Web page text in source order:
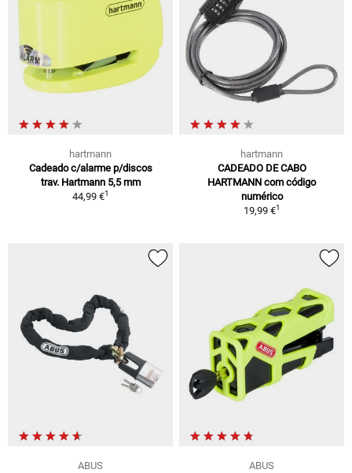
hartmann
Cadeado c/alarme p/discos
trav. Hartmann 5,5 mm
44,99 €1
hartmann
CADEADO DE CABO
HARTMANN com código
numérico
19,99 €1
ABUS ABUS